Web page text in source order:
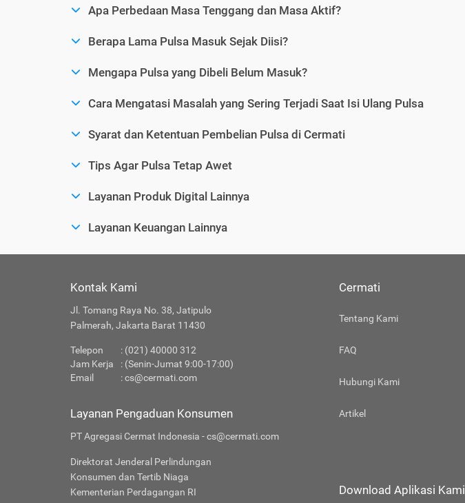
Apa Perbedaan Masa Tenggang dan Masa Aktif?
Berapa Lama Pulsa Masuk Sejak Diisi?
Mengapa Pulsa yang Dibeli Belum Masuk?
Cara Mengatasi Masalah yang Sering Terjadi Saat Isi Ulang Pulsa
Syarat dan Ketentuan Pembelian Pulsa di Cermati
Tips Agar Pulsa Tetap Awet
Layanan Produk Digital Lainnya
Layanan Keuangan Lainnya
Kontak Kami
Jl. Tomang Raya No. 38, Jatipulo
Palmerah, Jakarta Barat 11430
Telepon
: (021) 40000 312
Jam Kerja
: (Senin-Jumat 9:00-17:00)
Email
:cs@cermati.com
Layanan Pengaduan Konsumen
PT Agregasi Cermat Indonesia - cs@cermati.com
Direktorat Jenderal Perlindungan
Konsumen dan Tertib Niaga
Kementerian Perdagangan RI
Cermati
Tentang Kami
FAQ
Hubungi Kami
Artikel
Download Aplikasi Kami